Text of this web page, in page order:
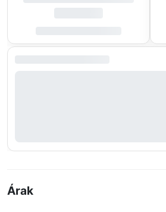
Árak